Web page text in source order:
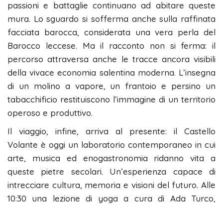
passioni e battaglie continuano ad abitare queste
mura. Lo sguardo si sofferma anche sulla raffinata
facciata barocca, considerata una vera perla del
Barocco leccese. Ma il racconto non si ferma: il
percorso attraversa anche le tracce ancora visibili
della vivace economia salentina moderna. L’insegna
di un molino a vapore, un frantoio e persino un
tabacchificio restituiscono l’immagine di un territorio
operoso e produttivo.
Il viaggio, infine, arriva al presente: il Castello
Volante è oggi un laboratorio contemporaneo in cui
arte, musica ed enogastronomia ridanno vita a
queste pietre secolari. Un’esperienza capace di
intrecciare cultura, memoria e visioni del futuro. Alle
10:30 una lezione di yoga a cura di Ada Turco,